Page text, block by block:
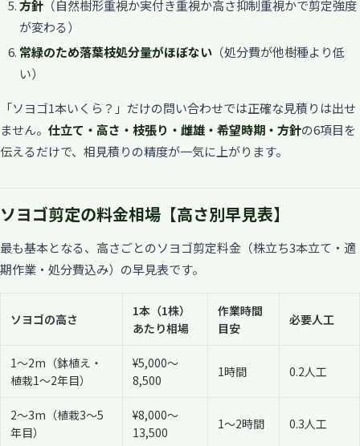
方針 （自然樹形重視か実付き重視か高さ抑制重視かで剪定強度
が変わる）
常緑のため落葉枝処分量がほぼない （処分費が他樹種より低
い）
「ソヨゴ1本いくら？」だけの問い合わせでは正確な見積りは出せ
ません。 仕立て・高さ・枝張り・雌雄・希望時期・方針の6項目を
伝えるだけで、相見積りの精度が一気に上がります。
ソヨゴ剪定の料金相場【高さ別早見表】
最も基本となる、高さごとのソヨゴ剪定料金（株立ち3本立て・適
期作業・処分費込み）の早見表です。
ソヨゴの高さ
1本（1株）
あたり相場
作業時間
目安
必要人工
1〜2m（鉢植え・
植栽1〜2年目）
¥5,000〜
8,500
1時間 0.2人工
2〜3m（植栽3〜5
年目）
¥8,000〜
13,500
1〜2時間 0.3人工